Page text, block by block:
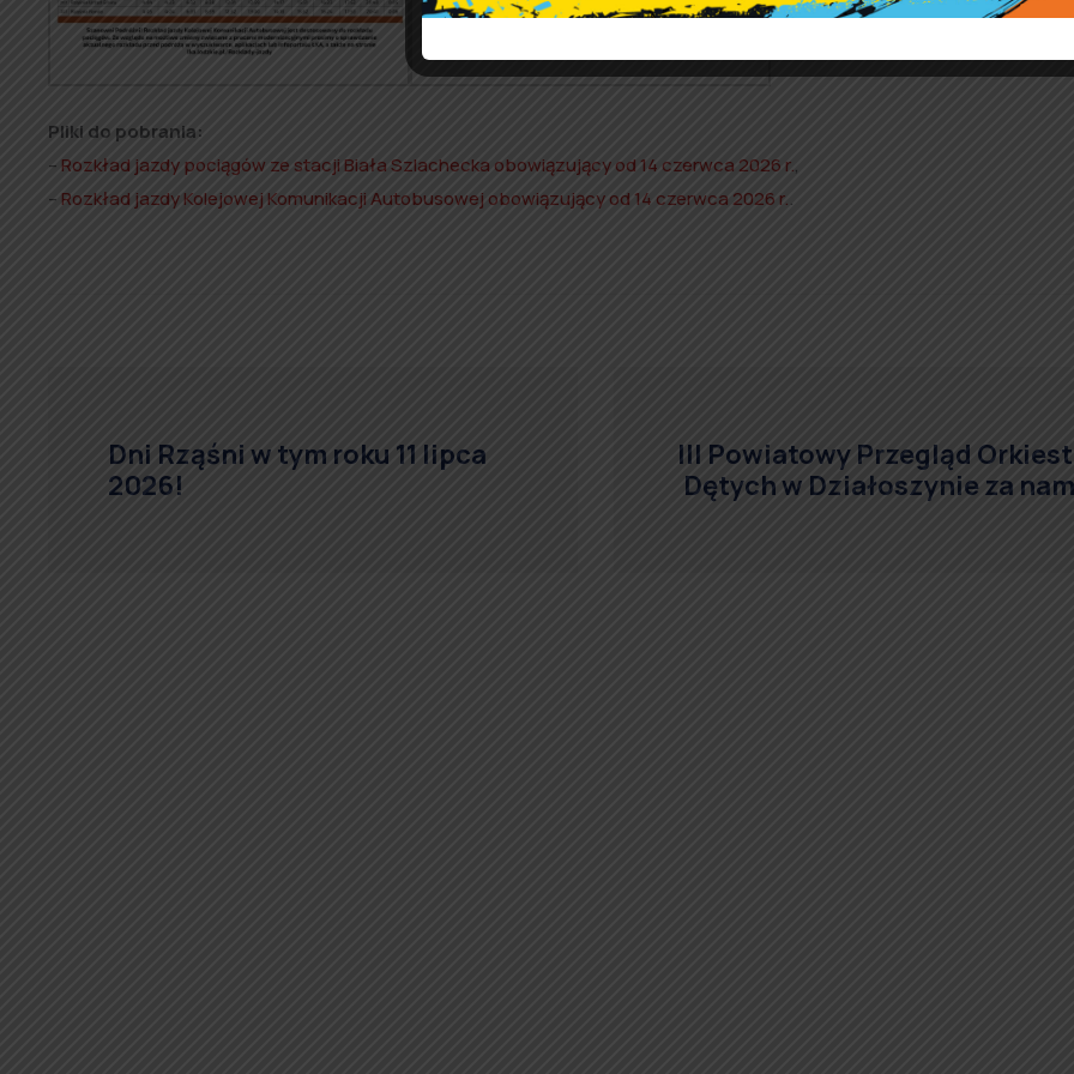
Pliki do pobrania:
–Rozkład jazdy pociągów ze stacji Biała Szlachecka obowiązujący od 14 czerwca 2026 r.,
–Rozkład jazdy Kolejowej Komunikacji Autobusowej obowiązujący od 14 czerwca 2026 r..
Dni Rząśni w tym roku 11 lipca
2026!
III Powiatowy Przegląd
Dętych w Działoszynie za